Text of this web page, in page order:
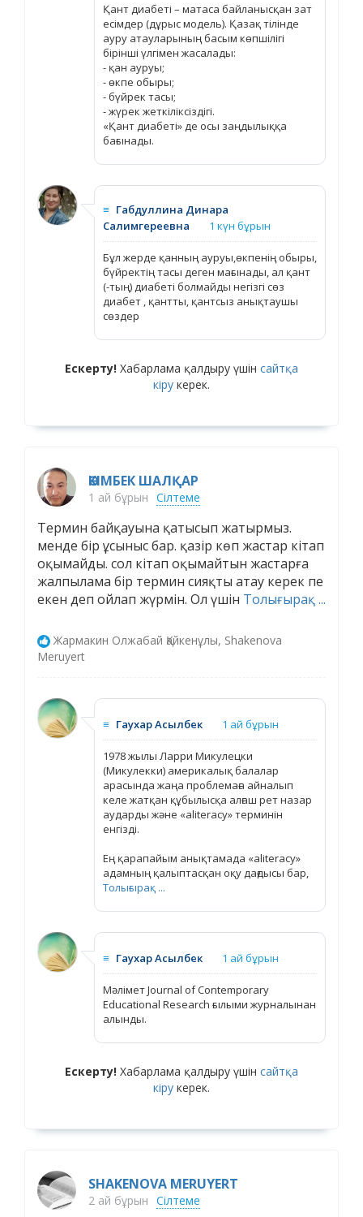
Қант диабеті – матаса байланысқан зат
есімдер (дұрыс модель). Қазақ тілінде
ауру атауларының басым көпшілігі
бірінші үлгімен жасалады:
- қан ауруы;
- өкпе обыры;
- бүйрек тасы;
- жүрек жеткіліксіздігі.
«Қант диабеті» де осы заңдылыққа
бағынады.
≡ Габдуллина Динара
Салимгереевна
1 күн бұрын
Бұл жерде қанның ауруы,өкпенің обыры,
бүйректің тасы деген мағынады, ал қант
(-тың) диабеті болмайды негізгі сөз
диабет , қантты, қантсыз анықтаушы
сөздер
Ескерту! Хабарлама қалдыру үшін сайтқа
кіру керек.
ӘКІМБЕК ШАЛҚАР
1 ай бұрын Сілтеме
Термин байқауына қатысып жатырмыз.
менде бір ұсыныс бар. қазір көп жастар кітап
оқымайды. сол кітап оқымайтын жастарға
жалпылама бір термин сияқты атау керек пе
екен деп ойлап жүрмін. Ол үшін Толығырақ ...
Жармакин Олжабай Қайкенұлы, Shakenova
Meruyert
≡ Гаухар Асылбек 1 ай бұрын
1978 жылы Ларри Микулецки
(Микулекки) америкалық балалар
арасында жаңа проблемаға айналып
келе жатқан құбылысқа алғаш рет назар
аударды және «aliteracy» терминін
енгізді.
Ең қарапайым анықтамада «aliteracy»
адамның қалыптасқан оқу дағдысы бар,
Толығырақ ...
≡ Гаухар Асылбек 1 ай бұрын
Мәлімет Journal of Contemporary
Educational Research ғылыми журналынан
алынды.
Ескерту! Хабарлама қалдыру үшін сайтқа
кіру керек.
SHAKENOVA MERUYERT
2 ай бұрын Сілтеме